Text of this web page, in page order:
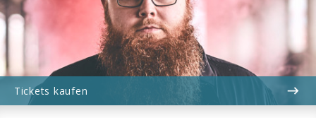
Tickets kaufen